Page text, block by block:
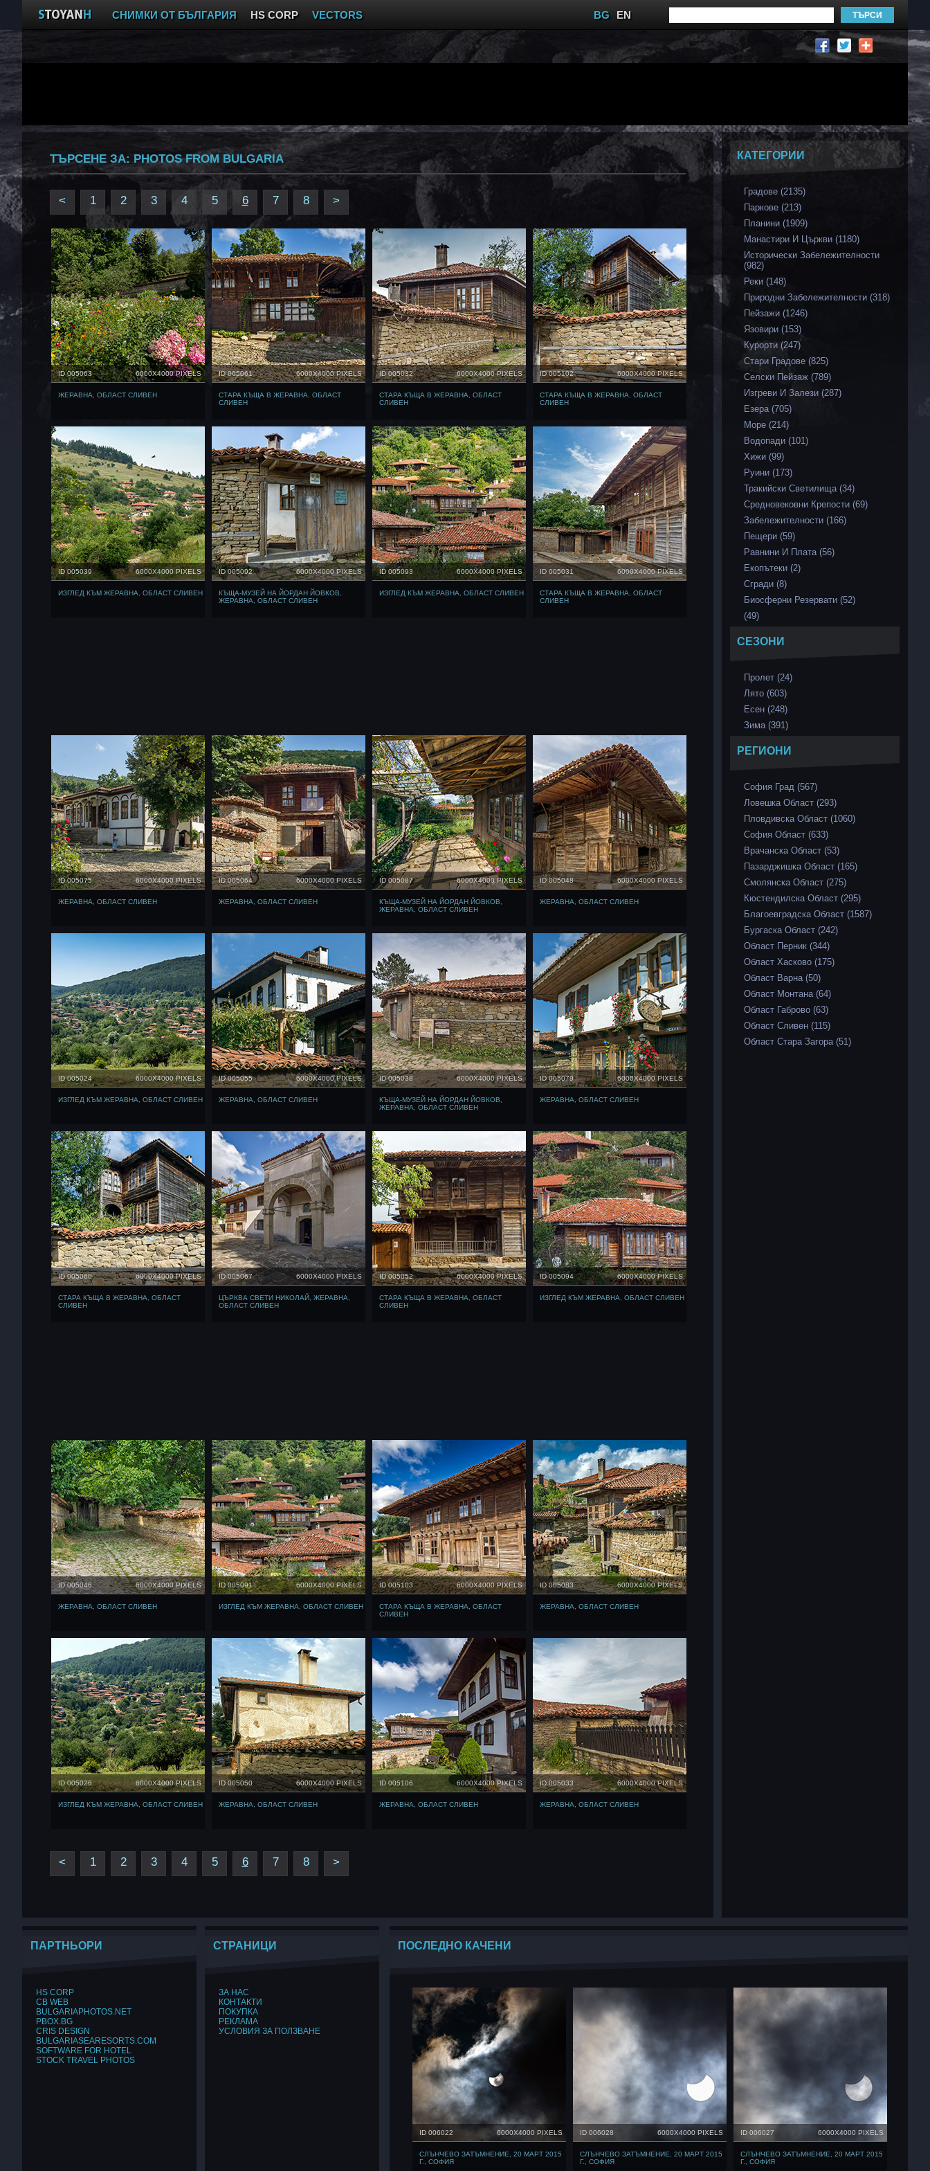
СНИМКИ ОТ БЪЛГАРИЯ HS CORP VECTORS BG EN
ТЪРСЕНЕ ЗА: PHOTOS FROM BULGARIA
< 1 2 3 4 5 6 7 8 >
ID 005063 6000X4000 PIXELS
ЖЕРАВНА, ОБЛАСТ СЛИВЕН
ID 005061 6000X4000 PIXELS
СТАРА КЪЩА В ЖЕРАВНА, ОБЛАСТ
СЛИВЕН
ID 005032 6000X4000 PIXELS
СТАРА КЪЩА В ЖЕРАВНА, ОБЛАСТ
СЛИВЕН
ID 005102 6000X4000 PIXELS
СТАРА КЪЩА В ЖЕРАВНА, ОБЛАСТ
СЛИВЕН
ID 005039 6000X4000 PIXELS
ИЗГЛЕД КЪМ ЖЕРАВНА, ОБЛАСТ СЛИВЕН
ID 005092 6000X4000 PIXELS
КЪЩА-МУЗЕЙ НА ЙОРДАН ЙОВКОВ,
ЖЕРАВНА, ОБЛАСТ СЛИВЕН
ID 005093 6000X4000 PIXELS
ИЗГЛЕД КЪМ ЖЕРАВНА, ОБЛАСТ СЛИВЕН
ID 005031 6000X4000 PIXELS
СТАРА КЪЩА В ЖЕРАВНА, ОБЛАСТ
СЛИВЕН
ID 005075 6000X4000 PIXELS
ЖЕРАВНА, ОБЛАСТ СЛИВЕН
ID 005064 6000X4000 PIXELS
ЖЕРАВНА, ОБЛАСТ СЛИВЕН
ID 005087 6000X4000 PIXELS
КЪЩА-МУЗЕЙ НА ЙОРДАН ЙОВКОВ,
ЖЕРАВНА, ОБЛАСТ СЛИВЕН
ID 005048 6000X4000 PIXELS
ЖЕРАВНА, ОБЛАСТ СЛИВЕН
ID 005024 6000X4000 PIXELS
ИЗГЛЕД КЪМ ЖЕРАВНА, ОБЛАСТ СЛИВЕН
ID 005055 6000X4000 PIXELS
ЖЕРАВНА, ОБЛАСТ СЛИВЕН
ID 005038 6000X4000 PIXELS
КЪЩА-МУЗЕЙ НА ЙОРДАН ЙОВКОВ,
ЖЕРАВНА, ОБЛАСТ СЛИВЕН
ID 005079 6000X4000 PIXELS
ЖЕРАВНА, ОБЛАСТ СЛИВЕН
ID 005060 6000X4000 PIXELS
СТАРА КЪЩА В ЖЕРАВНА, ОБЛАСТ
СЛИВЕН
ID 005067 6000X4000 PIXELS
ЦЪРКВА СВЕТИ НИКОЛАЙ, ЖЕРАВНА,
ОБЛАСТ СЛИВЕН
ID 005052 6000X4000 PIXELS
СТАРА КЪЩА В ЖЕРАВНА, ОБЛАСТ
СЛИВЕН
ID 005094 6000X4000 PIXELS
ИЗГЛЕД КЪМ ЖЕРАВНА, ОБЛАСТ СЛИВЕН
ID 005046 6000X4000 PIXELS
ЖЕРАВНА, ОБЛАСТ СЛИВЕН
ID 005091 6000X4000 PIXELS
ИЗГЛЕД КЪМ ЖЕРАВНА, ОБЛАСТ СЛИВЕН
ID 005103 6000X4000 PIXELS
СТАРА КЪЩА В ЖЕРАВНА, ОБЛАСТ
СЛИВЕН
ID 005083 6000X4000 PIXELS
ЖЕРАВНА, ОБЛАСТ СЛИВЕН
ID 005026 6000X4000 PIXELS
ИЗГЛЕД КЪМ ЖЕРАВНА, ОБЛАСТ СЛИВЕН
ID 005050 6000X4000 PIXELS
ЖЕРАВНА, ОБЛАСТ СЛИВЕН
ID 005106 6000X4000 PIXELS
ЖЕРАВНА, ОБЛАСТ СЛИВЕН
ID 005033 6000X4000 PIXELS
ЖЕРАВНА, ОБЛАСТ СЛИВЕН
< 1 2 3 4 5 6 7 8 >
КАТЕГОРИИ
Градове (2135)
Паркове (213)
Планини (1909)
Манастири И Църкви (1180)
Исторически Забележителности
(982)
Реки (148)
Природни Забележителности (318)
Пейзажи (1246)
Язовири (153)
Курорти (247)
Стари Градове (825)
Селски Пейзаж (789)
Изгреви И Залези (287)
Езера (705)
Море (214)
Водопади (101)
Хижи (99)
Руини (173)
Тракийски Светилища (34)
Средновековни Крепости (69)
Забележителности (166)
Пещери (59)
Равнини И Плата (56)
Екопътеки (2)
Сгради (8)
Биосферни Резервати (52)
(49)
СЕЗОНИ
Пролет (24)
Лято (603)
Есен (248)
Зима (391)
РЕГИОНИ
София Град (567)
Ловешка Област (293)
Пловдивска Област (1060)
София Област (633)
Врачанска Област (53)
Пазарджишка Област (165)
Смолянска Област (275)
Кюстендилска Област (295)
Благоевградска Област (1587)
Бургаска Област (242)
Област Перник (344)
Област Хасково (175)
Област Варна (50)
Област Монтана (64)
Област Габрово (63)
Област Сливен (115)
Област Стара Загора (51)
ПАРТНЬОРИ
HS CORP
CB WEB
BULGARIAPHOTOS.NET
PBOX.BG
CRIS DESIGN
BULGARIASEARESORTS.COM
SOFTWARE FOR HOTEL
STOCK TRAVEL PHOTOS
СТРАНИЦИ
ЗА НАС
КОНТАКТИ
ПОКУПКА
РЕКЛАМА
УСЛОВИЯ ЗА ПОЛЗВАНЕ
ПОСЛЕДНО КАЧЕНИ
ID 006022 6000X4000 PIXELS
СЛЪНЧЕВО ЗАТЪМНЕНИЕ, 20 МАРТ 2015
Г., СОФИЯ
ID 006028 6000X4000 PIXELS
СЛЪНЧЕВО ЗАТЪМНЕНИЕ, 20 МАРТ 2015
Г., СОФИЯ
ID 006027 6000X4000 PIXELS
СЛЪНЧЕВО ЗАТЪМНЕНИЕ, 20 МАРТ 2015
Г., СОФИЯ